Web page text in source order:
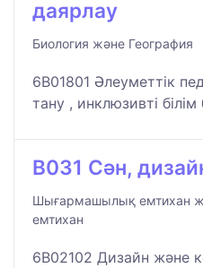
даярлау
Биология және География
6B01801 Әлеуметтік
тану , инклюзивті
B031 Сән,
Шығармашылық емтихан
емтихан
6B02102 Дизайн және